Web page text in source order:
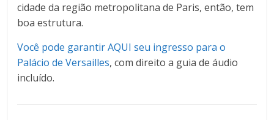
cidade da região metropolitana de Paris, então, tem
boa estrutura.
Você pode garantir AQUI seu ingresso para o
Palácio de Versailles, com direito a guia de áudio
incluído.